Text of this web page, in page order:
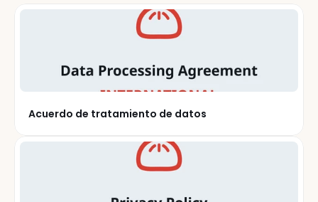
Acuerdo de tratamiento de datos